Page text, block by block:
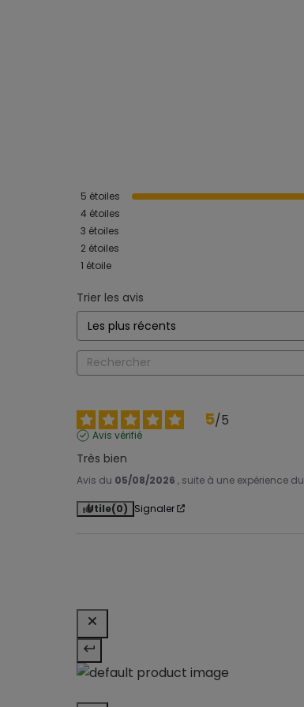
5 étoiles
4 étoiles
3 étoiles
2 étoiles
1 étoile
Trier les avis
5/5
Avis vérifié
Très bien
Avis du 05/08/2026 , suite à une expérience du
Utile(0) Signaler